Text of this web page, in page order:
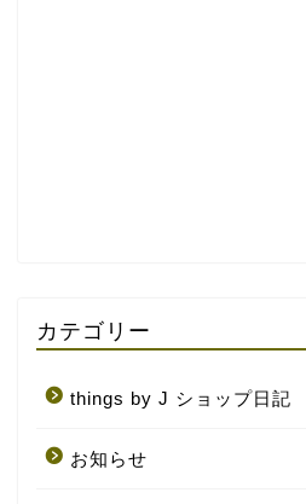
カテゴリー
things by J ショップ日記
お知らせ